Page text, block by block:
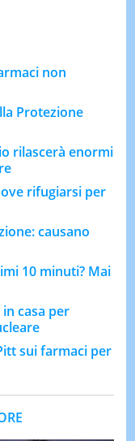
non
Protezione
rilascerà enormi
rifugiarsi per
causano
10 minuti? Mai
casa per
sui farmaci per